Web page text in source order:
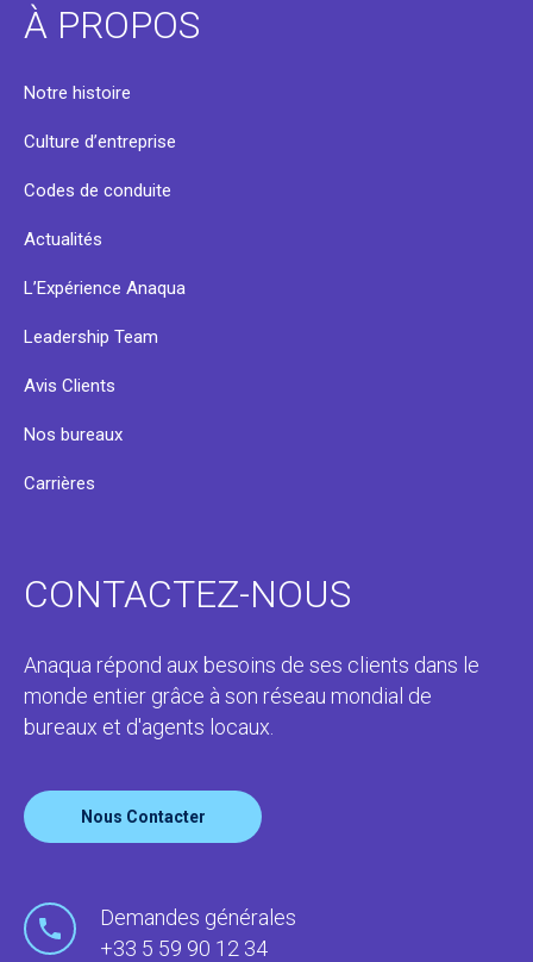
À PROPOS
Notre histoire
Culture d’entreprise
Codes de conduite
Actualités
L’Expérience Anaqua
Leadership Team
Avis Clients
Nos bureaux
Carrières
CONTACTEZ-NOUS
Anaqua répond aux besoins de ses clients dans le
monde entier grâce à son réseau mondial de
bureaux et d'agents locaux.
Nous Contacter
Demandes générales
+33 5 59 90 12 34